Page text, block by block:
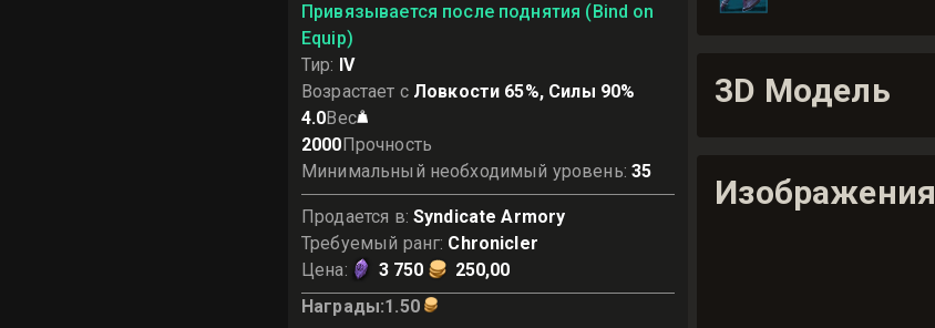
Привязывается после поднятия (Bind on
Equip)
Тир: IV
Возрастает с Ловкости 65%, Силы 90%
4.0Вес
2000Прочность
Минимальный необходимый уровень: 35
Продается в: Syndicate Armory
Требуемый ранг: Chronicler
Цена: 3 750
250,00
Награды:1.50
3D Модель
Изображения